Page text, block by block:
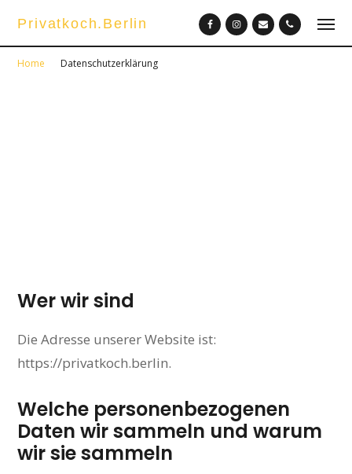
Privatkoch.Berlin
Home Datenschutzerklärung
Wer wir sind
Die Adresse unserer Website ist:
https://privatkoch.berlin.
Welche personenbezogenen
Daten wir sammeln und warum
wir sie sammeln